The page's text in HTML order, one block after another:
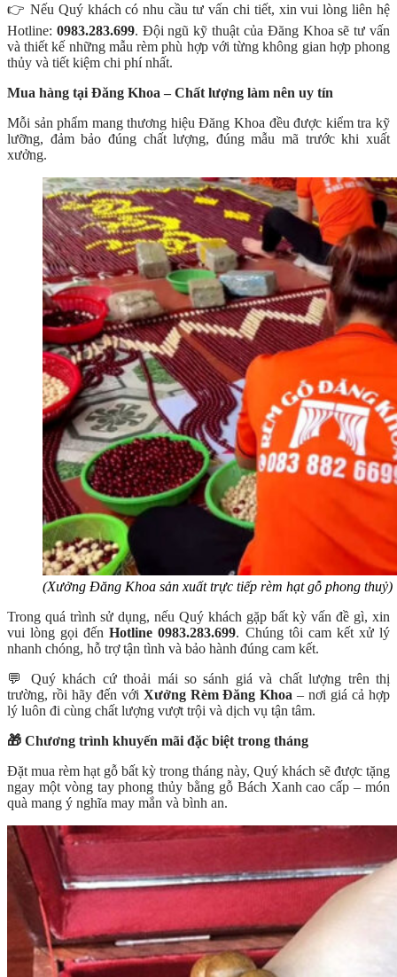
👉 Nếu Quý khách có nhu cầu tư vấn chi tiết, xin vui lòng liên hệ
Hotline: 0983.283.699. Đội ngũ kỹ thuật của Đăng Khoa sẽ tư vấn
và thiết kế những mẫu rèm phù hợp với từng không gian hợp phong
thủy và tiết kiệm chi phí nhất.
Mua hàng tại Đăng Khoa – Chất lượng làm nên uy tín
Mỗi sản phẩm mang thương hiệu Đăng Khoa đều được kiểm tra kỹ
lưỡng, đảm bảo đúng chất lượng, đúng mẫu mã trước khi xuất
xưởng.
(Xưởng Đăng Khoa sản xuất trực tiếp rèm hạt gỗ phong thuỷ)
Trong quá trình sử dụng, nếu Quý khách gặp bất kỳ vấn đề gì, xin
vui lòng gọi đếnHotline 0983.283.699. Chúng tôi cam kết xử lý
nhanh chóng, hỗ trợ tận tình và bảo hành đúng cam kết.
💬 Quý khách cứ thoải mái so sánh giá và chất lượng trên thị
trường, rồi hãy đến với Xưởng Rèm Đăng Khoa – nơi giá cả hợp
lý luôn đi cùng chất lượng vượt trội và dịch vụ tận tâm.
🎁 Chương trình khuyến mãi đặc biệt trong tháng
Đặt mua rèm hạt gỗ bất kỳ trong tháng này, Quý khách sẽ được tặng
ngay một vòng tay phong thủy bằng gỗ Bách Xanh cao cấp – món
quà mang ý nghĩa may mắn và bình an.